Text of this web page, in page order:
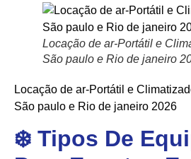
Locação de ar-Portátil e
São paulo e Rio de janeiro
Locação de ar-Portátil e
São paulo e Rio de janeiro 2026
❄️ Tipos De